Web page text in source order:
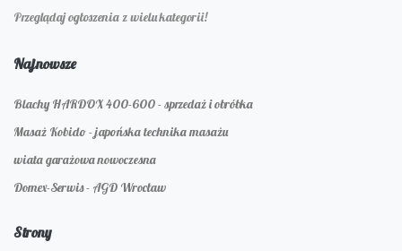
Przeglądaj ogłoszenia z wielu kategorii!
Najnowsze
Blachy HARDOX 400-600 - sprzedaż i obróbka
Masaż Kobido - japońska technika masażu
wiata garażowa nowoczesna
Domex-Serwis - AGD Wrocław
Strony